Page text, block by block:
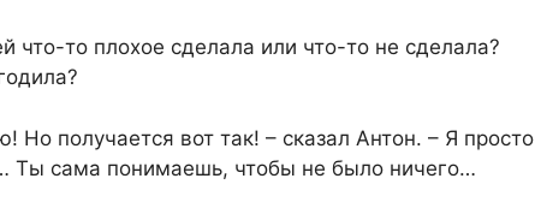
что-то плохое сделала или что-то не сделала?
получается вот так! – сказал Антон. – Я просто
Ты сама понимаешь, чтобы не было ничего…